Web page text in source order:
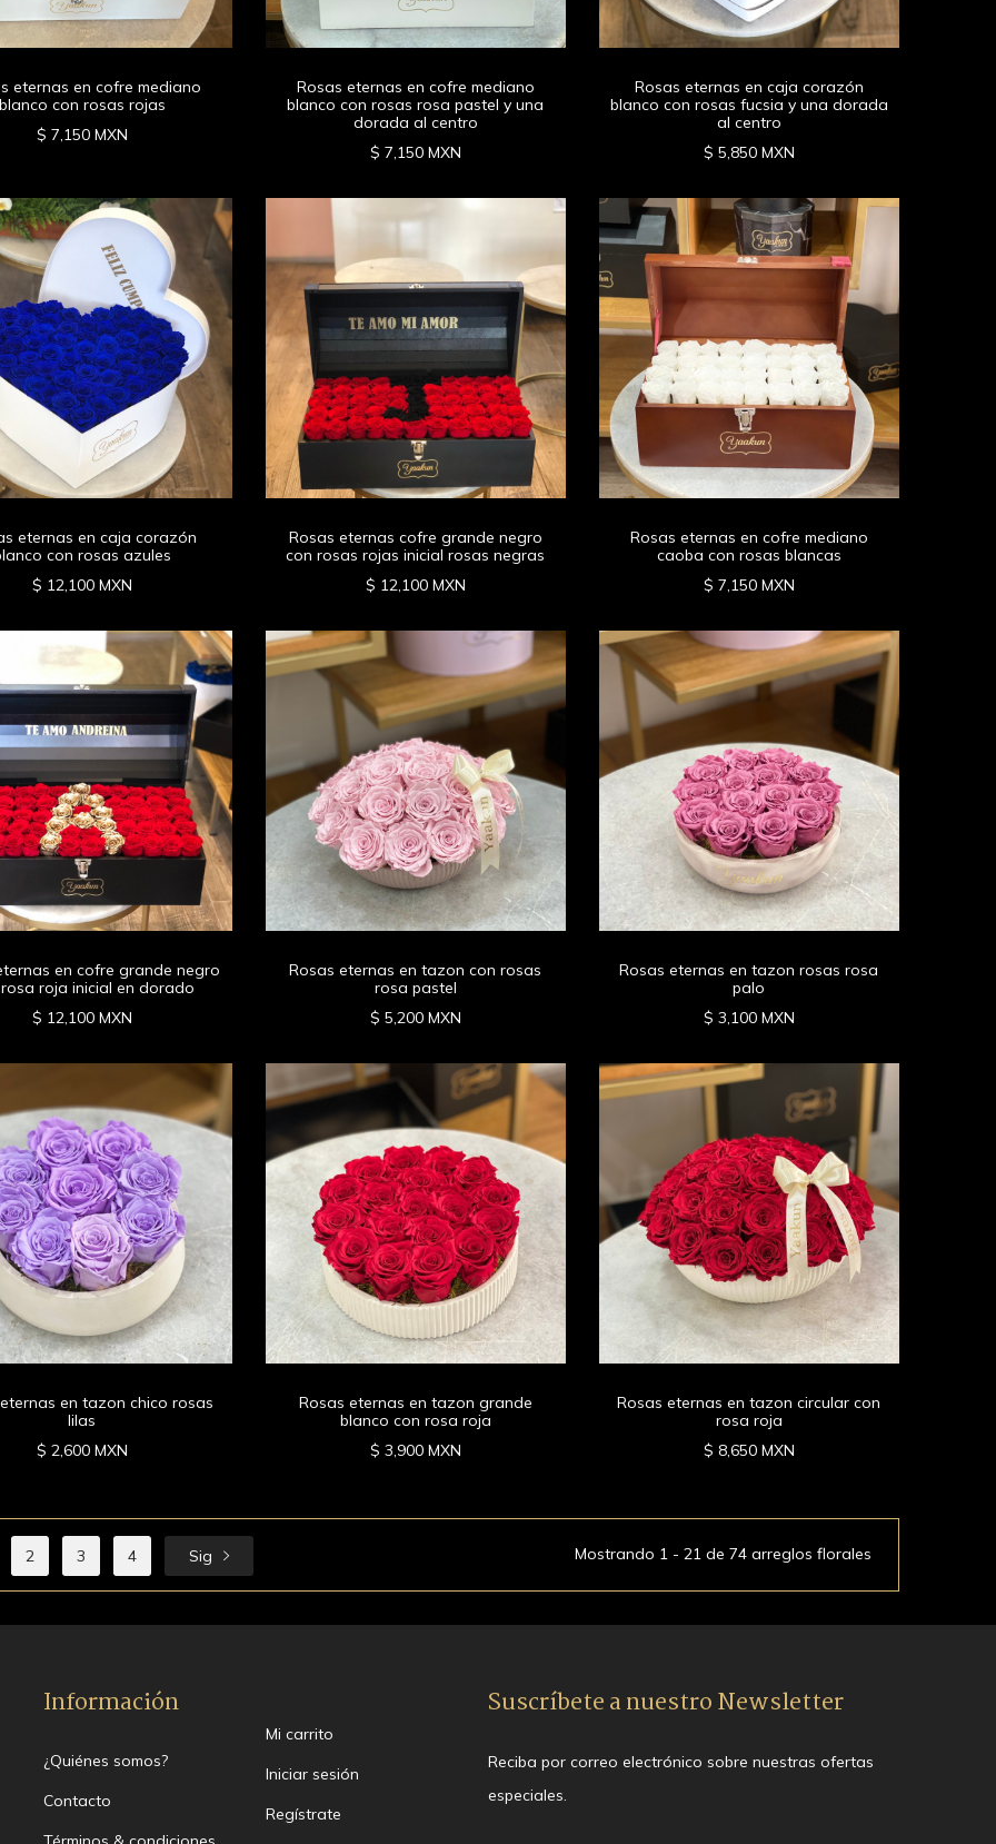
eternas en cofre mediano
con rosas rojas
$ 7,150 MXN
Rosas eternas en cofre mediano
blanco con rosas rosa pastel y una
dorada al centro
$ 7,150 MXN
Rosas eternas en caja corazón
blanco con rosas fucsia y una dorada
al centro
$ 5,850 MXN
eternas en caja corazón
con rosas azules
$ 12,100 MXN
Rosas eternas cofre grande negro
con rosas rojas inicial rosas negras
$ 12,100 MXN
Rosas eternas en cofre mediano
caoba con rosas blancas
$ 7,150 MXN
en cofre grande negro
roja inicial en dorado
$ 12,100 MXN
Rosas eternas en tazon con rosas
rosa pastel
$ 5,200 MXN
Rosas eternas en tazon rosas rosa
palo
$ 3,100 MXN
en tazon chico rosas
lilas
$ 2,600 MXN
Rosas eternas en tazon grande
blanco con rosa roja
$ 3,900 MXN
Rosas eternas en tazon circular con
rosa roja
$ 8,650 MXN
2 3 4 Sig Mostrando 1 - 21 de 74 arreglos florales
Información
¿Quiénes somos?
Contacto
Mi carrito
Iniciar sesión
Regístrate
Suscríbete a nuestro Newsletter
Reciba por correo electrónico sobre nuestras ofertas
especiales.